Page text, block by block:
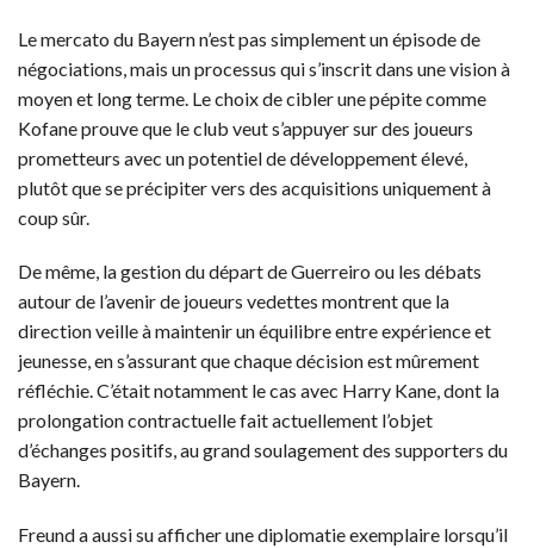
Le mercato du Bayern n’est pas simplement un épisode de
négociations, mais un processus qui s’inscrit dans une vision à
moyen et long terme. Le choix de cibler une pépite comme
Kofane prouve que le club veut s’appuyer sur des joueurs
prometteurs avec un potentiel de développement élevé,
plutôt que se précipiter vers des acquisitions uniquement à
coup sûr.
De même, la gestion du départ de Guerreiro ou les débats
autour de l’avenir de joueurs vedettes montrent que la
direction veille à maintenir un équilibre entre expérience et
jeunesse, en s’assurant que chaque décision est mûrement
réfléchie. C’était notamment le cas avec Harry Kane, dont la
prolongation contractuelle fait actuellement l’objet
d’échanges positifs, au grand soulagement des supporters du
Bayern.
Freund a aussi su afficher une diplomatie exemplaire lorsqu’il